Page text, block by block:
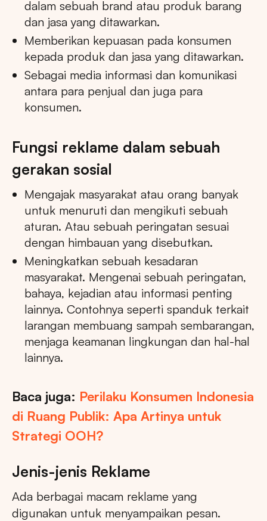
dalam sebuah brand atau produk barang
dan jasa yang ditawarkan.
Memberikan kepuasan pada konsumen
kepada produk dan jasa yang ditawarkan.
Sebagai media informasi dan komunikasi
antara para penjual dan juga para
konsumen.
Fungsi reklame dalam sebuah
gerakan sosial
Mengajak masyarakat atau orang banyak
untuk menuruti dan mengikuti sebuah
aturan. Atau sebuah peringatan sesuai
dengan himbauan yang disebutkan.
Meningkatkan sebuah kesadaran
masyarakat. Mengenai sebuah peringatan,
bahaya, kejadian atau informasi penting
lainnya. Contohnya seperti spanduk terkait
larangan membuang sampah sembarangan,
menjaga keamanan lingkungan dan hal-hal
lainnya.
Baca juga: Perilaku Konsumen Indonesia
di Ruang Publik: Apa Artinya untuk
Strategi OOH?
Jenis-jenis Reklame
Ada berbagai macam reklame yang
digunakan untuk menyampaikan pesan.